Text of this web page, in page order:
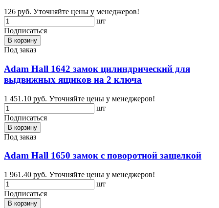
126 руб. Уточняйте цены у менеджеров!
шт
Подписаться
В корзину
Под заказ
Adam Hall 1642 замок цилиндрический для
выдвижных ящиков на 2 ключа
1 451.10 руб. Уточняйте цены у менеджеров!
шт
Подписаться
В корзину
Под заказ
Adam Hall 1650 замок с поворотной защелкой
1 961.40 руб. Уточняйте цены у менеджеров!
шт
Подписаться
В корзину